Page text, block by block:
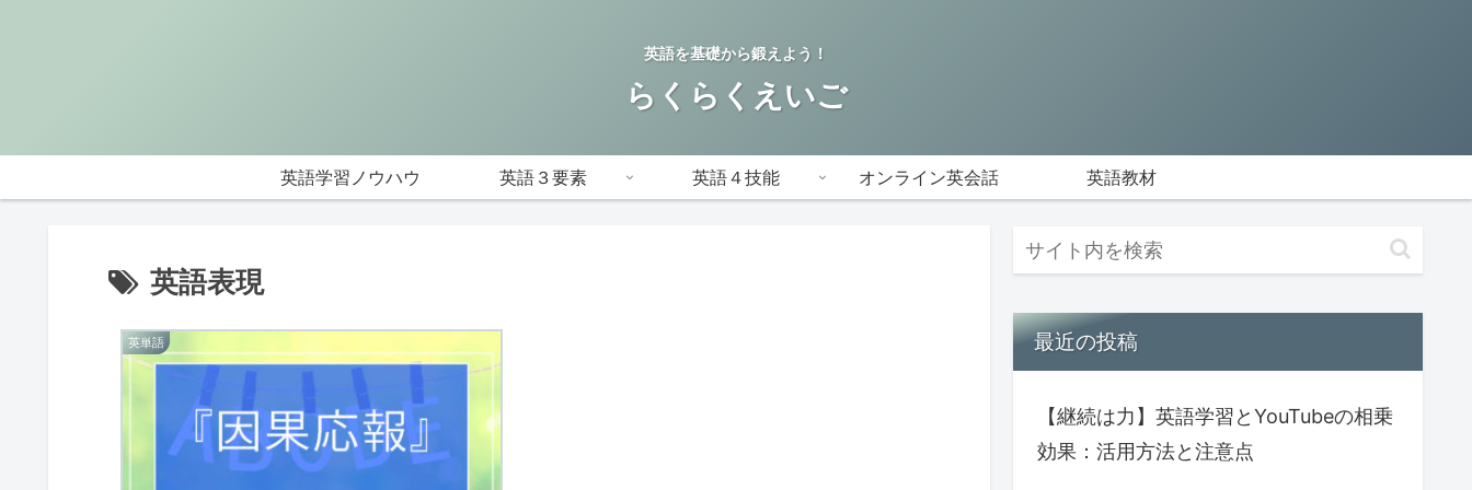
英語を基礎から鍛えよう！
らくらくえいご
英語学習ノウハウ 英語３要素 英語４技能 オンライン英会話 英語教材
英語表現
英単語 最近の投稿
【継続は力】英語学習とYouTubeの相乗
効果：活用方法と注意点